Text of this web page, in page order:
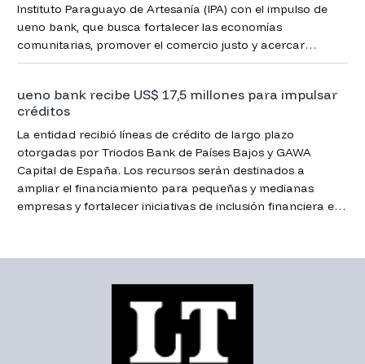
Instituto Paraguayo de Artesanía (IPA) con el impulso de
ueno bank, que busca fortalecer las economías
comunitarias, promover el comercio justo y acercar
herramientas de inclusión financiera.
ueno bank recibe US$ 17,5 millones para impulsar
créditos
La entidad recibió líneas de crédito de largo plazo
otorgadas por Triodos Bank de Países Bajos y GAWA
Capital de España. Los recursos serán destinados a
ampliar el financiamiento para pequeñas y medianas
empresas y fortalecer iniciativas de inclusión financiera en